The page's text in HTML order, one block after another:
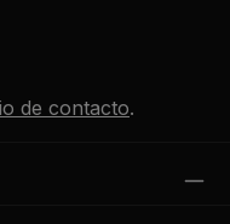
de contacto.